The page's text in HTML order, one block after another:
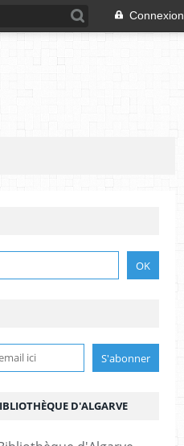
Connexion
D'ALGARVE